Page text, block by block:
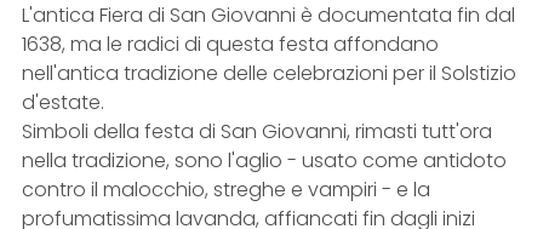
L'antica Fiera di San Giovanni è documentata fin dal
1638, ma le radici di questa festa affondano
nell'antica tradizione delle celebrazioni per il Solstizio
d'estate.
Simboli della festa di San Giovanni, rimasti tutt'ora
nella tradizione, sono l'aglio - usato come antidoto
contro il malocchio, streghe e vampiri - e la
profumatissima lavanda, affiancati fin dagli inizi